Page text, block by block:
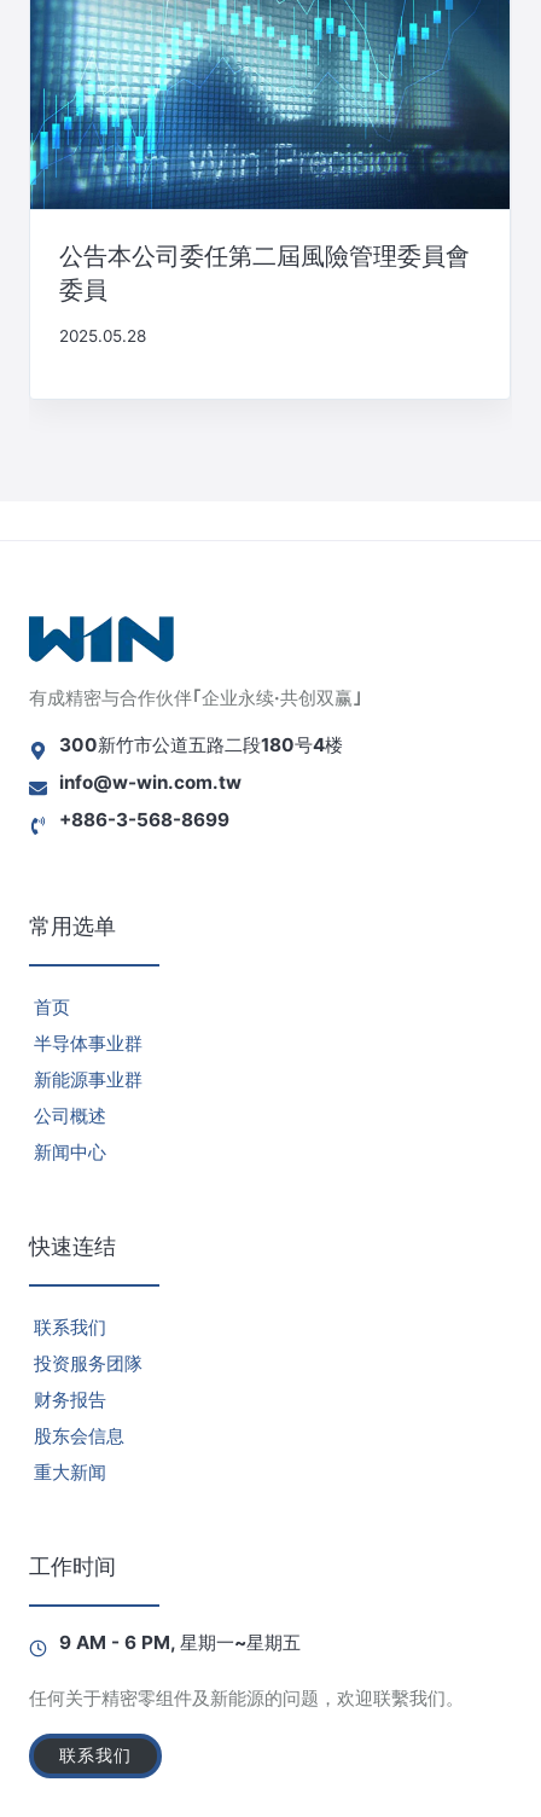
公告本公司委任第二屆風險管理委員會
委員
2025.05.28
有成精密与合作伙伴｢企业永续·共创双赢｣
300新竹市公道五路二段180号4楼
info@w-win.com.tw
+886-3-568-8699
常用选单
首页
半导体事业群
新能源事业群
公司概述
新闻中心
快速连结
联系我们
投资服务团隊
财务报告
股东会信息
重大新闻
工作时间
9 AM - 6 PM, 星期一~星期五
任何关于精密零组件及新能源的问题，欢迎联繫我们。
联系我们